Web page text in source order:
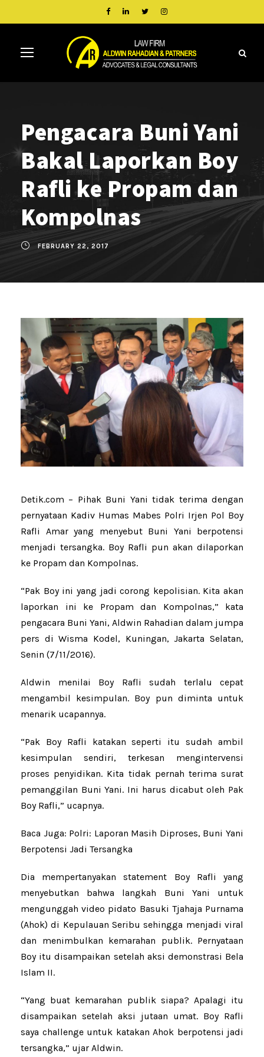
Pengacara Buni Yani
Bakal Laporkan Boy
Rafli ke Propam dan
Kompolnas
FEBRUARY 22, 2017
Detik.com – Pihak Buni Yani tidak terima dengan
pernyataan Kadiv Humas Mabes Polri Irjen Pol Boy
Rafli Amar yang menyebut Buni Yani berpotensi
menjadi tersangka. Boy Rafli pun akan dilaporkan
ke Propam dan Kompolnas.
“Pak Boy ini yang jadi corong kepolisian. Kita akan
laporkan ini ke Propam dan Kompolnas,” kata
pengacara Buni Yani, Aldwin Rahadian dalam jumpa
pers di Wisma Kodel, Kuningan, Jakarta Selatan,
Senin (7/11/2016).
Aldwin menilai Boy Rafli sudah terlalu cepat
mengambil kesimpulan. Boy pun diminta untuk
menarik ucapannya.
“Pak Boy Rafli katakan seperti itu sudah ambil
kesimpulan sendiri, terkesan mengintervensi
proses penyidikan. Kita tidak pernah terima surat
pemanggilan Buni Yani. Ini harus dicabut oleh Pak
Boy Rafli,” ucapnya.
Baca Juga: Polri: Laporan Masih Diproses, Buni Yani
Berpotensi Jadi Tersangka
Dia mempertanyakan statement Boy Rafli yang
menyebutkan bahwa langkah Buni Yani untuk
mengunggah video pidato Basuki Tjahaja Purnama
(Ahok) di Kepulauan Seribu sehingga menjadi viral
dan menimbulkan kemarahan publik. Pernyataan
Boy itu disampaikan setelah aksi demonstrasi Bela
Islam II.
“Yang buat kemarahan publik siapa? Apalagi itu
disampaikan setelah aksi jutaan umat. Boy Rafli
saya challenge untuk katakan Ahok berpotensi jadi
tersangka,” ujar Aldwin.